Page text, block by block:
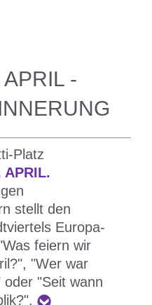
Oder eine
, Verfasserin für den
spricht
als Beobachterin und
zweier Länder,
aber auch von
gegen die Ängste
-
Platz
APRIL.
stellt den
Europa-
feiern wir
"Wer war
"Seit wann